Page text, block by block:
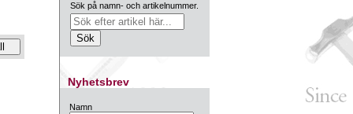
Sök på namn- och artikelnummer.
Nyhetsbrev
Namn